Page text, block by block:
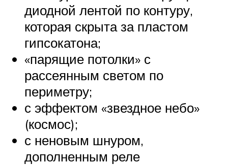
диодной лентой по контуру,
которая скрыта за пластом
гипсокатона;
«парящие потолки» с
рассеянным светом по
периметру;
с эффектом «звездное небо»
(космос);
с неновым шнуром,
дополненным реле